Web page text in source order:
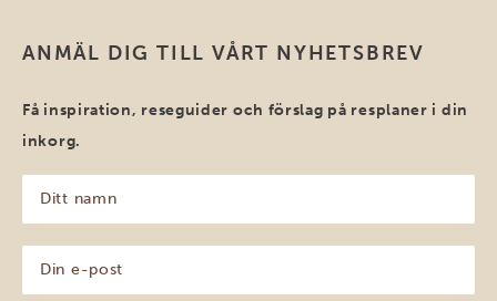
ANMÄL DIG TILL VÅRT NYHETSBREV
Få inspiration, reseguider och förslag på resplaner i din
inkorg.
namn
(Obligatoriskt)